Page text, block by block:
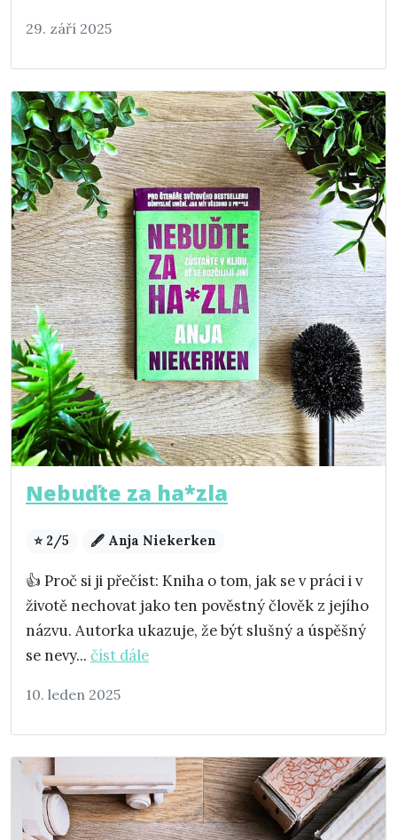
29. září 2025
Nebuďte za ha*zla
⭐ 2/5 🖋️ Anja Niekerken
👍 Proč si ji přečíst: Kniha o tom, jak se v práci i v
životě nechovat jako ten pověstný člověk z jejího
názvu. Autorka ukazuje, že být slušný a úspěšný
se nevy... číst dále
10. leden 2025